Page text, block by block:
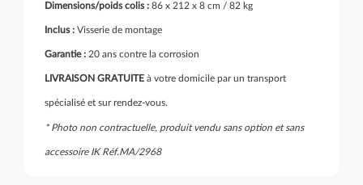
Dimensions/poids colis : 86 x 212 x 8 cm / 82 kg
Inclus : Visserie de montage
Garantie : 20 ans contre la corrosion
LIVRAISON GRATUITE à votre domicile par un transport
spécialisé et sur rendez-vous.
* Photo non contractuelle, produit vendu sans option et sans
accessoire IK Réf.MA/2968